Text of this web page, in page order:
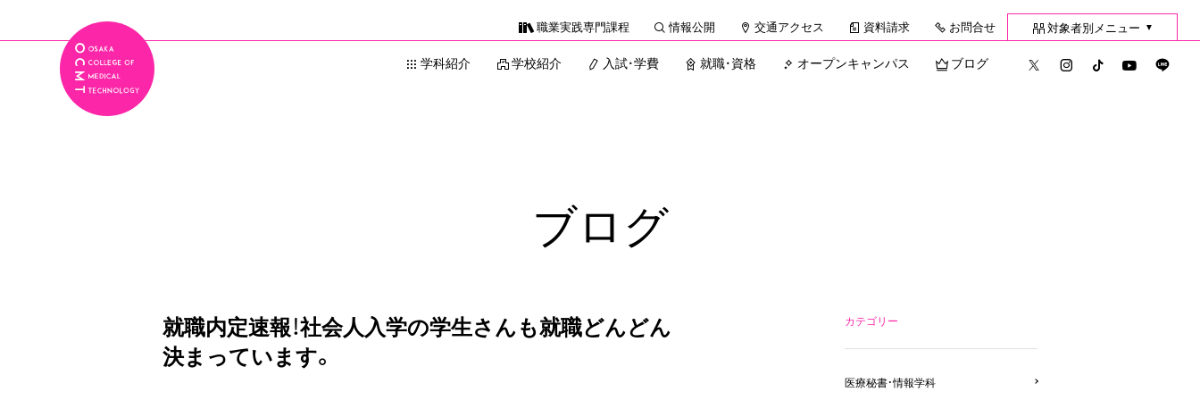
職業実践専門課程 情報公開 交通アクセス 資料請求 お問合せ 対象者別メニュー ▼
学科紹介 学校紹介 入試・学費 就職・資格 オープンキャンパス ブログ
ブログ
就職内定速報！社会人入学の学生さんも就職どんどん
決まっています。
カテゴリー
医療秘書・情報学科